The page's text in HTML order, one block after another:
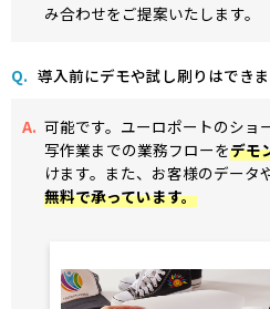
み合わせをご提案いたします。
導入前にデモや試し刷りはでき
可能です。ユーロポートのショ
写作業までの業務フローをデモ
けます。また、お客様のデータ
無料で承っています。